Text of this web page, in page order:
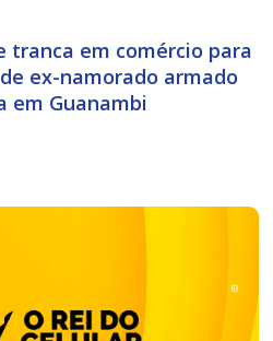
tranca em comércio para
ex-namorado armado
em Guanambi